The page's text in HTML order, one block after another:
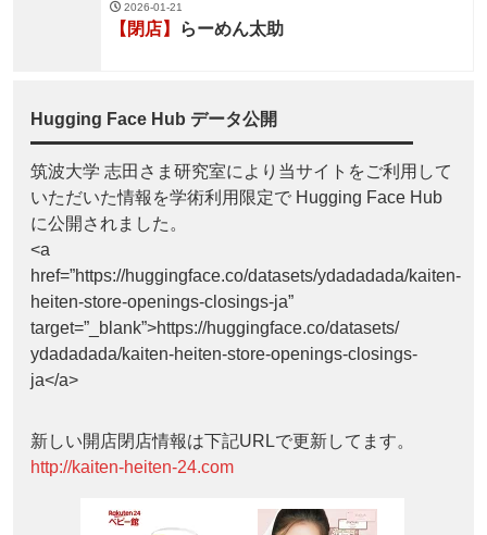
2026-01-21
【閉店】 らーめん太助
Hugging Face Hub データ公開
筑波大学 志田さま研究室により当サイトをご利用して
いただいた情報を学術利用限定で Hugging Face Hub
に公開されました。
<a
href=”https://huggingface.co/datasets/ydadadada/kaiten-
heiten-store-openings-closings-ja”
target=”_blank”>https://huggingface.co/datasets/
ydadadada/kaiten-heiten-store-openings-closings-
ja</a>
新しい開店閉店情報は下記URLで更新してます。
http://kaiten-heiten-24.com